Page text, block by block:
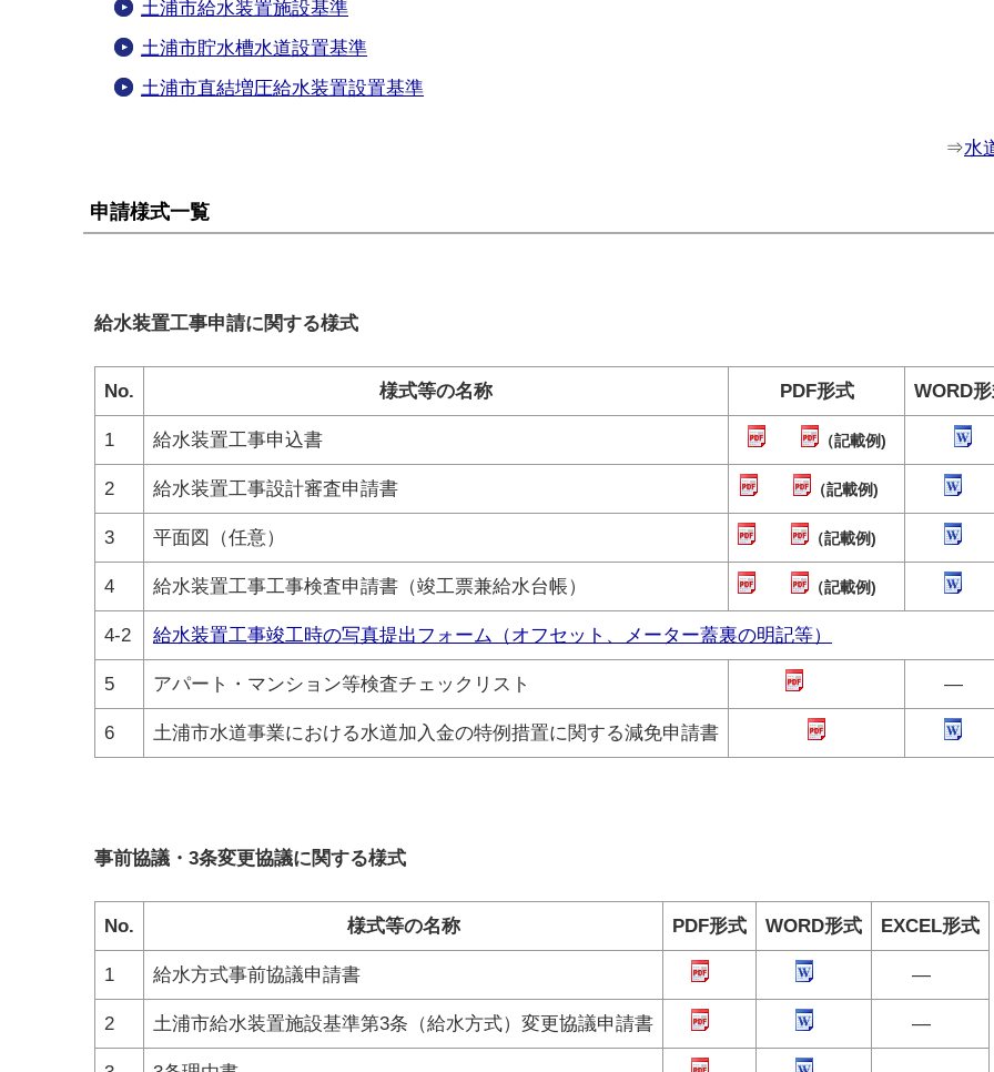
土浦市給水装置施設基準
土浦市貯水槽水道設置基準
土浦市直結増圧給水装置設置基準
⇒水
申請様式一覧
給水装置工事申請に関する様式
No. 様式等の名称 PDF形式 WORD
1 給水装置工事申込書 （記載例)
2 給水装置工事設計審査申請書 （記載例)
3 平面図（任意） （記載例)
4 給水装置工事工事検査申請書（竣工票兼給水台帳） （記載例)
4-2 給水装置工事竣工時の写真提出フォーム（オフセット、メーター蓋裏の明記等）
5 アパート・マンション等検査チェックリスト ―
6 土浦市水道事業における水道加入金の特例措置に関する減免申請書
事前協議・3条変更協議に関する様式
No. 様式等の名称 PDF形式 WORD形式 EXCEL形式
1 給水方式事前協議申請書 ―
2 土浦市給水装置施設基準第3条（給水方式）変更協議申請書 ―